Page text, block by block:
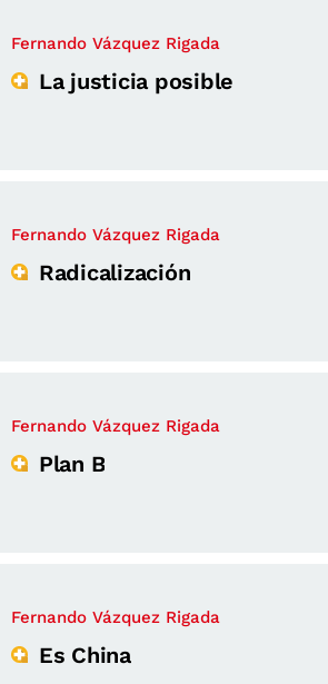
Fernando Vázquez Rigada
La justicia posible
Fernando Vázquez Rigada
Radicalización
Fernando Vázquez Rigada
Plan B
Fernando Vázquez Rigada
Es China